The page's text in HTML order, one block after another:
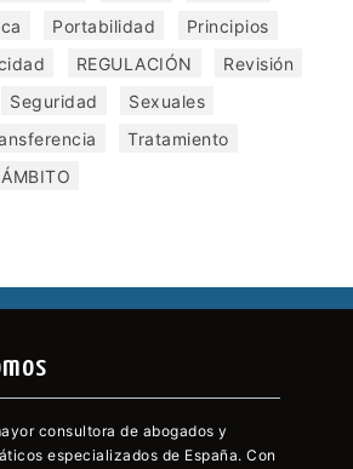
Portabilidad
Principios
REGULACIÓN
Revisión
Seguridad
Sexuales
Tratamiento
ÁMBITO
consultora de abogados y
especializados de España. Con